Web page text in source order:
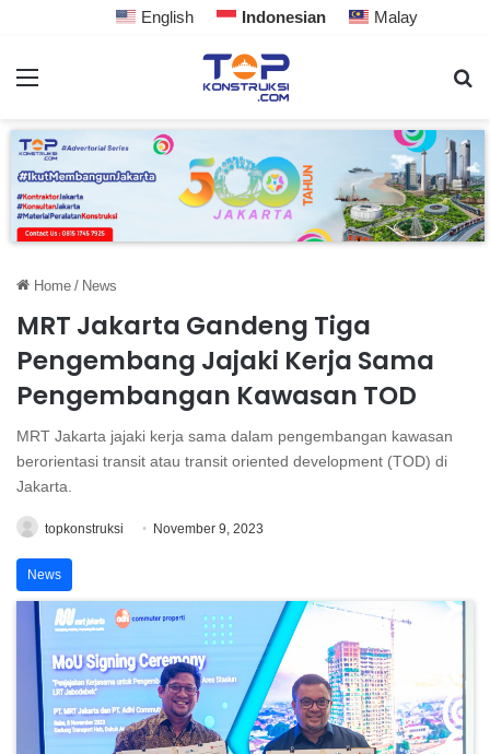
English Indonesian Malay
Home / News
MRT Jakarta Gandeng Tiga
Pengembang Jajaki Kerja Sama
Pengembangan Kawasan TOD
MRT Jakarta jajaki kerja sama dalam pengembangan kawasan
berorientasi transit atau transit oriented development (TOD) di
Jakarta.
topkonstruksi November 9, 2023
News